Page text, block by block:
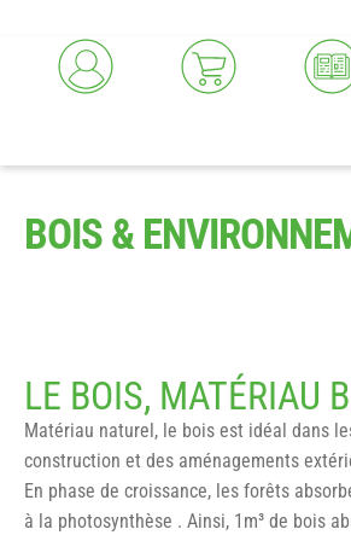
BOIS &
LE BOIS, MATÉRIAU
Matériau naturel, le bois est idéal dans
construction et des aménagements
En phase de croissance, les forêts
à la photosynthèse . Ainsi, 1m³ de bois